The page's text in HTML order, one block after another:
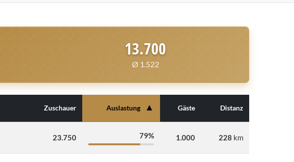
13.700
Ø 1.522
Zuschauer Auslastung ▲ Gäste Distanz
23.750 79% 1.000 228 km